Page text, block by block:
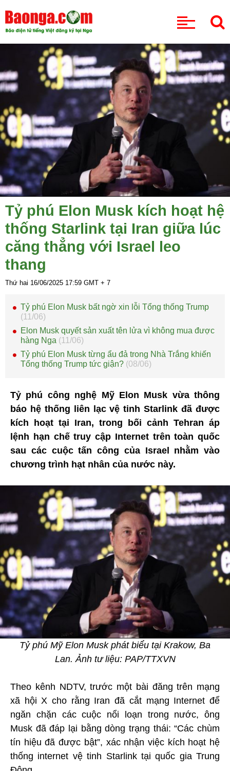
Tỷ phú Elon Musk kích hoạt hệ
thống Starlink tại Iran giữa lúc
căng thẳng với Israel leo
thang
Thứ hai 16/06/2025 17:59 GMT + 7
Tỷ phú Elon Musk bất ngờ xin lỗi Tổng thống Trump
(11/06)
Elon Musk quyết sản xuất tên lửa vì không mua được
hàng Nga (11/06)
Tỷ phú Elon Musk từng ẩu đả trong Nhà Trắng khiến
Tổng thống Trump tức giận? (08/06)
Tỷ phú công nghệ Mỹ Elon Musk vừa thông
báo hệ thống liên lạc vệ tinh Starlink đã được
kích hoạt tại Iran, trong bối cảnh Tehran áp
lệnh hạn chế truy cập Internet trên toàn quốc
sau các cuộc tấn công của Israel nhằm vào
chương trình hạt nhân của nước này.
Tỷ phú Mỹ Elon Musk phát biểu tại Krakow, Ba
Lan. Ảnh tư liệu: PAP/TTXVN
Theo kênh NDTV, trước một bài đăng trên mạng
xã hội X cho rằng Iran đã cắt mạng Internet để
ngăn chặn các cuộc nổi loạn trong nước, ông
Musk đã đáp lại bằng dòng trạng thái: “Các chùm
tín hiệu đã được bật”, xác nhận việc kích hoạt hệ
thống internet vệ tinh Starlink tại quốc gia Trung